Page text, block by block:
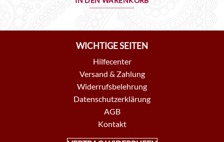
WICHTIGE SEITEN
Hilfecenter
Versand & Zahlung
Widerrufsbelehrung
Datenschutzerklärung
AGB
Kontakt